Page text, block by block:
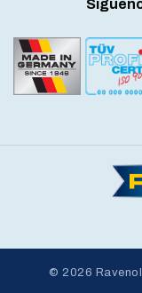
© 2026 Ravenol